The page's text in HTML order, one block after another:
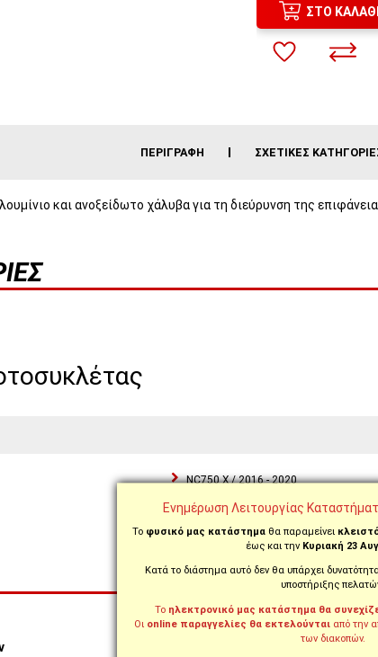
ΣΤΟ ΚΑΛΆΘΙ
ΠΕΡΙΓΡΑΦΉ ΣΧΕΤΙΚΈΣ
και ανοξείδωτο χάλυβα για τη διεύρυνση της
NC750 X / 2016 - 2020
TRANSALP XL700V / 2011 - 2013
TRANSALP XL700V ABS / 2008 - 2010
Ενημέρωση Λειτουργίας
Το φυσικό μας κατάστημαθα παραμείνει
έως και την Κυριακή 23
Κατά το διάστημα αυτό δεν θα υπάρχει
υποστήριξης
Το ηλεκτρονικό μας κατάστημα θα
Οι online παραγγελίες θα εκτελούνται από την
των διακοπών.